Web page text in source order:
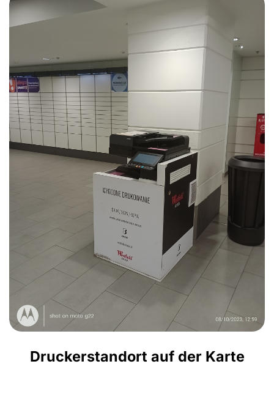
Druckerstandort auf der Karte